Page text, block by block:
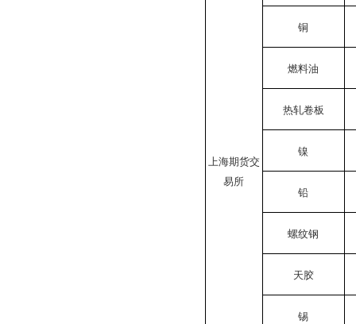
上海期货交
易所
铜
燃料油
热轧卷板
镍
铅
螺纹钢
天胶
锡